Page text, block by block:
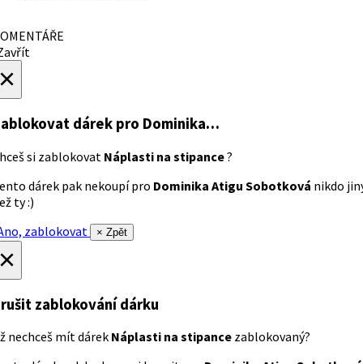
dárek pro Dominika…
si zablokovat Náplasti na stipance?
dárek pak nekoupí pro Dominika Atigu Sobotková nikdo
ty :)
zablokovat
× Zpět
zablokování dárku
nechceš mít dárek Náplasti na stipance zablokovaný?